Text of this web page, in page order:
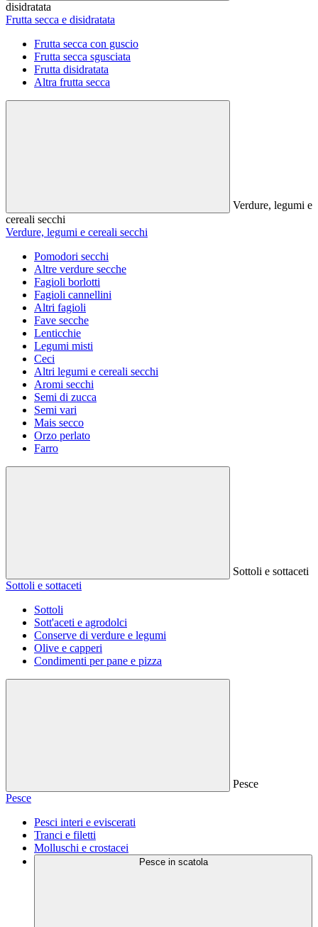
disidratata
Frutta secca e disidratata
Frutta secca con guscio
Frutta secca sgusciata
Frutta disidratata
Altra frutta secca
Verdure, legumi e
cereali secchi
Verdure, legumi e cereali secchi
Pomodori secchi
Altre verdure secche
Fagioli borlotti
Fagioli cannellini
Altri fagioli
Fave secche
Lenticchie
Legumi misti
Ceci
Altri legumi e cereali secchi
Aromi secchi
Semi di zucca
Semi vari
Mais secco
Orzo perlato
Farro
Sottoli e sottaceti
Sottoli e sottaceti
Sottoli
Sott'aceti e agrodolci
Conserve di verdure e legumi
Olive e capperi
Condimenti per pane e pizza
Pesce
Pesce
Pesci interi e eviscerati
Tranci e filetti
Molluschi e crostacei
Pesce in scatola